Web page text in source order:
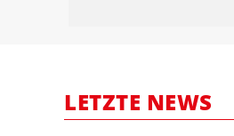
LETZTE NEWS